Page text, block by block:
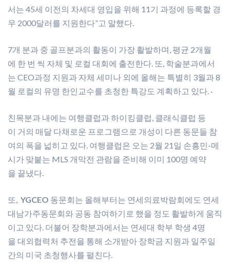
서는 45세 이전의 차세대 영입을 위해 11기 과정에 등록할 경
우 2000달러를 지원한다”고 말했다.
7개 분과 중 골프분과의 활동이 가장 활발하며, 평균 2개월
에 한 번 씩 자체 및 로컬 대회에 출전한다. 또, 학술분과에서
는 CEO과정 지원과 자체 세미나 외에 올해는 특별히 3월과 8
월 로컬의 유명 한인교수를 초청한 특강도 계획하고 있다. ·
친목분과 내에는 여행클럽과 하이킹클럽, 클래식클럽 등
이 거의 매달 다채로운 프로그램으로 개성이 다른 동문들 참
여의 폭을 넓히고 있다. 여행클럽은 오는 2월 21일 손흥민-메
시가 맞붙는 MLS 개막전 관람을 준비해 이미 100명 예약
을 끝냈다.
또, YGCEO 동문회는 올해부터는 연세의료박람회에도 연세
대남가주동문회와 공동 참여하기로 했을 정도 활발하게 움직
이고 있다. 더불어 장학분과에서는 연세대 학부 학생 4명
을 대외협력처 추전을 통해 소개받아 장학금 지원과 일주일
간의 미국 초청행사를 펼친다.